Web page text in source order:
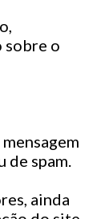
sobre o
de spam.
ainda